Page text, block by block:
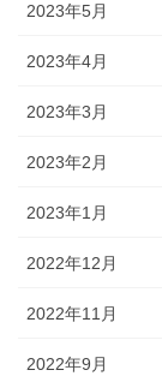
2023年5月
2023年4月
2023年3月
2023年2月
2023年1月
2022年12月
2022年11月
2022年9月